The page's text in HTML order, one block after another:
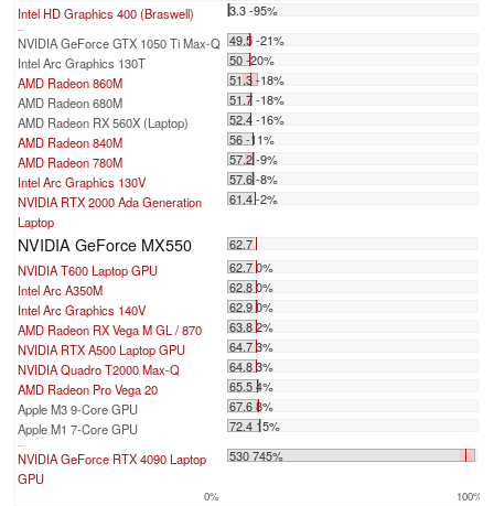
Intel HD Graphics 400 (Braswell) 3.3 -95%
...
NVIDIA GeForce GTX 1050 Ti Max-Q 49.5 -21%
Intel Arc Graphics 130T
50 -20%
AMD Radeon 860M
51.3 -18%
AMD Radeon 680M
51.7 -18%
AMD Radeon RX 560X (Laptop)
52.4 -16%
AMD Radeon 840M
56 -11%
AMD Radeon 780M
57.2 -9%
Intel Arc Graphics 130V
57.6 -8%
NVIDIA RTX 2000 Ada Generation
Laptop
61.4 -2%
NVIDIA GeForce MX550
62.7
NVIDIA T600 Laptop GPU
62.7 0%
Intel Arc A350M
62.8 0%
Intel Arc Graphics 140V
62.9 0%
AMD Radeon RX Vega M GL / 870
63.8 2%
NVIDIA RTX A500 Laptop GPU
64.7 3%
NVIDIA Quadro T2000 Max-Q
64.8 3%
AMD Radeon Pro Vega 20
65.5 4%
Apple M3 9-Core GPU
67.6 8%
Apple M1 7-Core GPU
72.4 15%
...
NVIDIA GeForce RTX 4090 Laptop
GPU
530 745%
0% 100%